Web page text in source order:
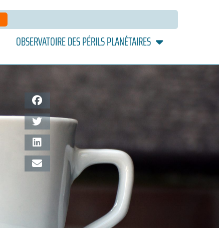
OBSERVATOIRE DES PÉRILS PLANÉTAIRES